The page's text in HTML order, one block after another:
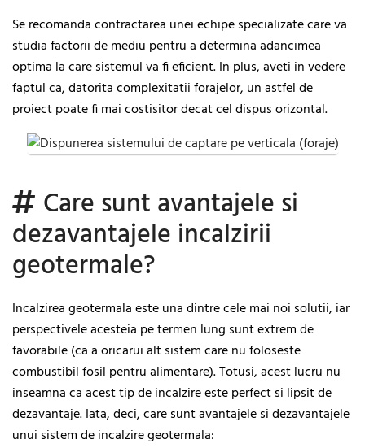
Se recomanda contractarea unei echipe specializate care va
studia factorii de mediu pentru a determina adancimea
optima la care sistemul va fi eficient. In plus, aveti in vedere
faptul ca, datorita complexitatii forajelor, un astfel de
proiect poate fi mai costisitor decat cel dispus orizontal.
Care sunt avantajele si
dezavantajele incalzirii
geotermale?
Incalzirea geotermala este una dintre cele mai noi solutii, iar
perspectivele acesteia pe termen lung sunt extrem de
favorabile (ca a oricarui alt sistem care nu foloseste
combustibil fosil pentru alimentare). Totusi, acest lucru nu
inseamna ca acest tip de incalzire este perfect si lipsit de
dezavantaje. Iata, deci, care sunt avantajele si dezavantajele
unui sistem de incalzire geotermala: